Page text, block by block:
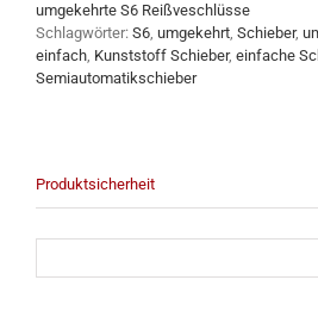
umgekehrte S6 Reißveschlüsse
Schlagwörter: S6, umgekehrt, Schieber,
einfach, Kunststoff Schieber, einfache
Semiautomatikschieber
Produktsicherheit